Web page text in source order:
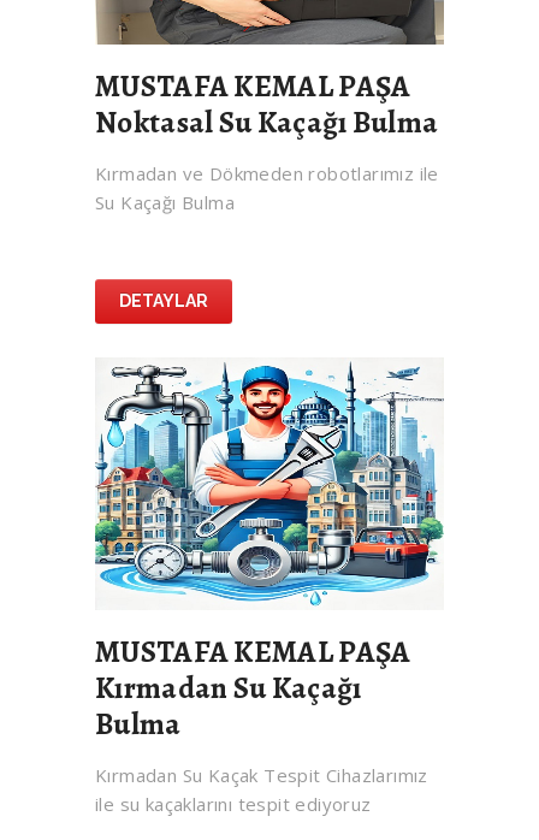
MUSTAFA KEMAL PAŞA
Noktasal Su Kaçağı Bulma
Kırmadan ve Dökmeden robotlarımız ile
Su Kaçağı Bulma
DETAYLAR
MUSTAFA KEMAL PAŞA
Kırmadan Su Kaçağı
Bulma
Kırmadan Su Kaçak Tespit Cihazlarımız
ile su kaçaklarını tespit ediyoruz